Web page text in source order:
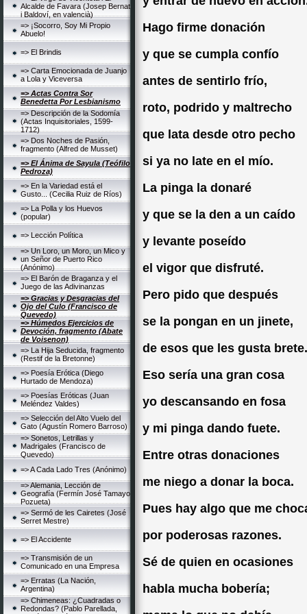
Alcalde de Favara (Josep Bernat
i Baldoví, en valencià)
=> ¡Socorro, Soy Mi Propio
Abuelo!
=> El Brindis
=> Carta Emocionada de Juanjo
a Lola y Viceversa
=> Actas Contra Sor
Benedetta Por Lesbianismo
=> Descripción de la Sodomía
(Actas Inquisitoriales, 1599-
1712)
=> Dos Noches de Pasión,
fragmento (Alfred de Musset)
=> El Ánima de Sayula (Teófilo
Pedroza)
=> En la Variedad está el
Gusto... (Cecilia Ruiz de Ríos)
=> La Polla y los Huevos
(popular)
=> Lección Política
=> Un Loro, un Moro, un Mico y
un Señor de Puerto Rico
(Anónimo)
=> El Barón de Braganza y el
Juego de las Adivinanzas
=> Gracias y Desgracias del
Ojo del Culo (Francisco de
Quevedo)
=> Húmedos Ejercicios de
Devoción, fragmento (Abate
de Voisenon)
=> La Hija Seducida, fragmento
(Restif de la Bretonne)
=> Poesía Erótica (Diego
Hurtado de Mendoza)
=> Poesías Eróticas (Juan
Meléndez Valdes)
=> Selección del Alto Vuelo del
Gato (Agustín Romero Barroso)
=> Sonetos, Letrillas y
Madrigales (Francisco de
Quevedo)
=> A Cada Lado Tres (Anónimo)
=> Alemania, Lección de
Geografía (Fermín José Tamayo
Pozueta)
=> Sermó de les Cairetes (José
Serret Mestre)
=> El Accidente
=> Transmisión de un
Comunicado en una Empresa
=> Erratas (La Nación,
Argentina)
=> Chimeneas: ¿Cuadradas o
Redondas? (Pablo Parellada,
Hago firme donación
y que se cumpla confío
antes de sentirlo frío,
roto, podrido y maltrecho
que lata desde otro pecho
si ya no late en el mío.
La pinga la donaré
y que se la den a un caído
y levante poseído
el vigor que disfruté.
Pero pido que después
se la pongan en un jinete,
de esos que les gusta brete.
Eso sería una gran cosa
yo descansando en fosa
y mi pinga dando fuete.
Entre otras donaciones
me niego a donar la boca.
Pues hay algo que me
por poderosas razones.
Sé de quien en ocasiones
habla mucha bobería;